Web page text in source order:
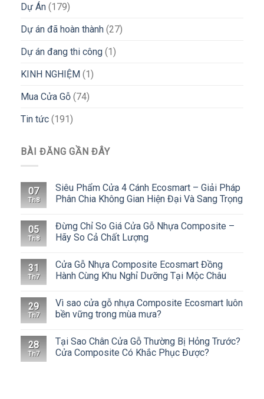
Dự Án (179)
Dự án đã hoàn thành (27)
Dự án đang thi công (1)
KINH NGHIỆM (1)
Mua Cửa Gỗ (74)
Tin tức (191)
BÀI ĐĂNG GẦN ĐÂY
07
Th8
Siêu Phẩm Cửa 4 Cánh Ecosmart – Giải Pháp
Phân Chia Không Gian Hiện Đại Và Sang Trọng
05
Th8
Đừng Chỉ So Giá Cửa Gỗ Nhựa Composite –
Hãy So Cả Chất Lượng
31
Th7
Cửa Gỗ Nhựa Composite Ecosmart Đồng
Hành Cùng Khu Nghỉ Dưỡng Tại Mộc Châu
29
Th7
Vì sao cửa gỗ nhựa Composite Ecosmart luôn
bền vững trong mùa mưa?
28
Th7
Tại Sao Chân Cửa Gỗ Thường Bị Hỏng Trước?
Cửa Composite Có Khắc Phục Được?